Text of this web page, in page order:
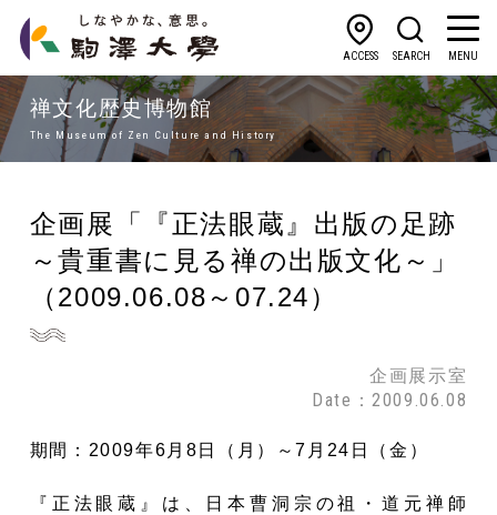
ACCESS SEARCH MENU
禅文化歴史博物館
The Museum of Zen Culture and History
企画展「『正法眼蔵』出版の足跡
～貴重書に見る禅の出版文化～」
（2009.06.08～07.24）
企画展示室
Date：2009.06.08
期間：2009年6月8日（月）～7月24日（金）
『正法眼蔵』は、日本曹洞宗の祖・道元禅師